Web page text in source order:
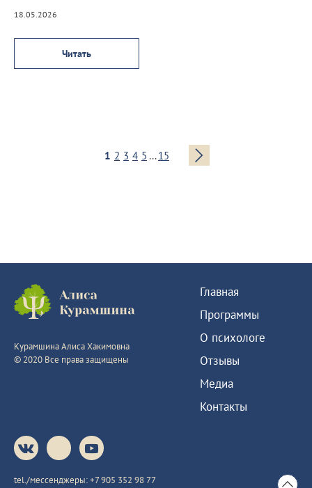
18.05.2026
Читать
1 2 3 4 5 ...15
Курамшина Алиса Хакимовна
© 2020 Все права защищены
Главная
Программы
О психологе
Отзывы
Медиа
Контакты
tel./мессенджеры:+7 905 352 98 77